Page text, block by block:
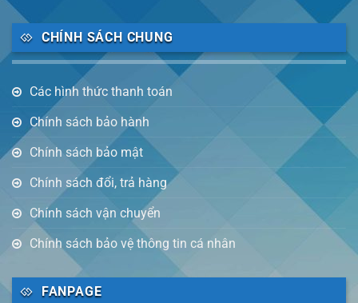
CHÍNH SÁCH CHUNG
Các hình thức thanh toán
Chính sách bảo hành
Chính sách bảo mật
Chính sách đổi, trả hàng
Chính sách vận chuyển
Chính sách bảo vệ thông tin cá nhân
FANPAGE